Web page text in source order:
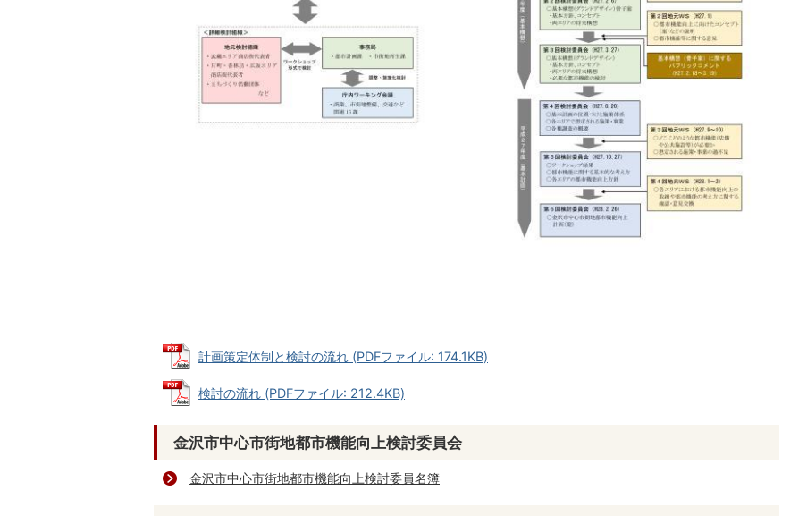
計画策定体制と検討の流れ (PDFファイル: 174.1KB)
検討の流れ (PDFファイル: 212.4KB)
金沢市中心市街地都市機能向上検討委員会
金沢市中心市街地都市機能向上検討委員名簿